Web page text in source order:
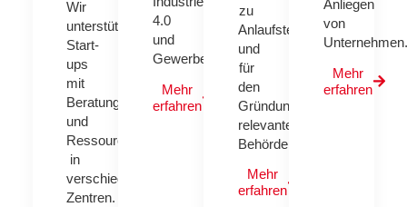
Wir
unterstützen
Start-
ups
mit
Beratung
und
Ressourcen
in
verschiedenen
Zentren.
4.0
und
Gewerbe.
Mehr
erfahren
zu
Anlaufstellen
und
für
den
Gründungsprozess
relevante
Behörden.
Mehr
erfahren
Anliegen
von
Unternehmen.
Mehr
erfahren